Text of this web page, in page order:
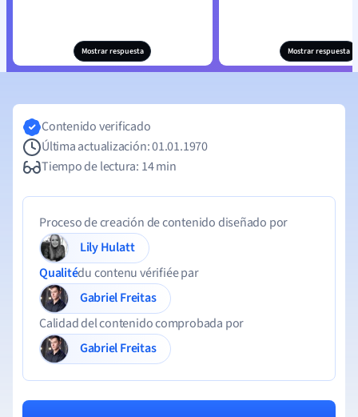
Mostrar respuesta Mostrar respuesta
Contenido verificado
Última actualización: 01.01.1970
Tiempo de lectura: 14 min
Proceso de creación de contenido diseñado por
Lily Hulatt
Qualitédu contenu vérifiée par
Gabriel Freitas
Calidad del contenido comprobada por
Gabriel Freitas